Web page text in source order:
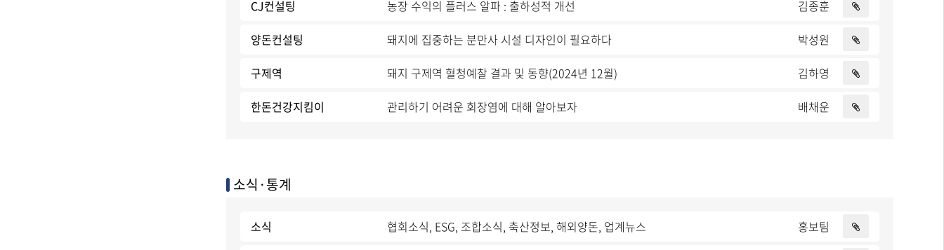
CJ컨설팅
농장 수익의 플러스 알파 : 출하성적 개선
김종훈
양돈컨설팅
돼지에 집중하는 분만사 시설 디자인이 필요하다
박성원
구제역
돼지 구제역 혈청예찰 결과 및 동향(2024년 12월)
김하영
한돈건강지킴이
관리하기 어려운 회장염에 대해 알아보자 배채운
소식·통계
소식 협회소식, ESG, 조합소식, 축산정보, 해외양돈, 업계뉴스
홍보팀